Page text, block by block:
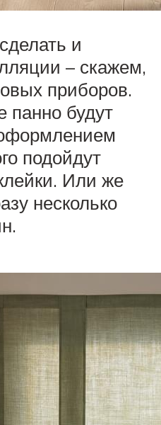
и
– скажем,
приборов.
панно будут
подойдут
Или же
несколько